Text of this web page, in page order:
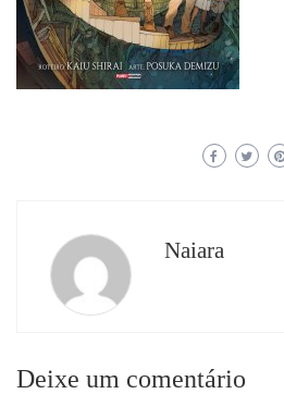
Naiara
Deixe um comentário